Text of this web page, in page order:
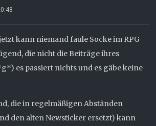
kann niemand faule Socke im RPG
die nicht die Beiträge ihres
es passiert nichts und es gäbe keine
die in regelmäßigen Abständen
den alten Newsticker ersetzt) kann